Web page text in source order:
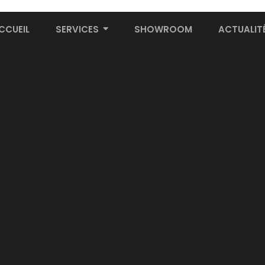
SERVICES SHOWROOM